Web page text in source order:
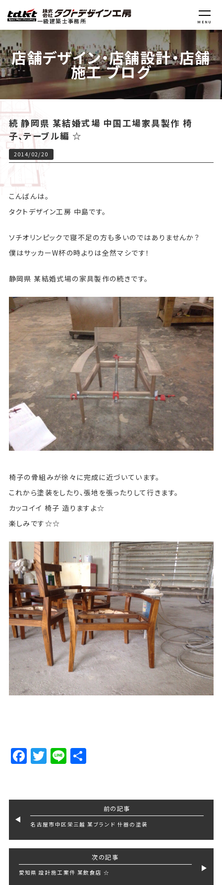
一級建築士事務所 MENU
店舗デザイン・店舗設計・店舗
施工 ブログ
続 静岡県 某結婚式場 中国工場家具製作 椅
子、テーブル編 ☆
2014/02/20
こんばんは。
タクトデザイン工房 中島です。
ソチオリンピックで寝不足の方も多いのではありませんか？
僕はサッカーW杯の時よりは全然マシです！
静岡県 某結婚式場の家具製作の続きです。
椅子の骨組みが徐々に完成に近づいています。
これから塗装をしたり、張地を張ったりして行きます。
カッコイイ 椅子 造りますよ☆
楽しみです☆☆
Facebook
Twitter
LineShare
前の記事
名古屋市中区栄三越 某ブランド 什器の塗装
次の記事
愛知県 設計施工案件 某飲食店 ☆